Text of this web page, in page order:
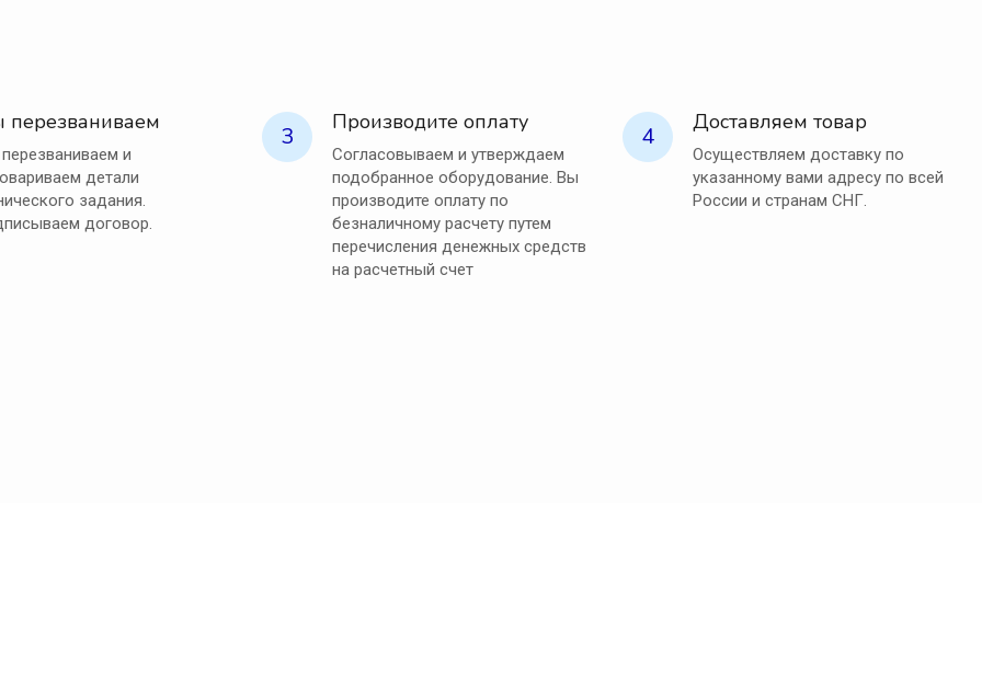
и
детали
задания.
договор.
3 Производите оплату
Согласовываем и утверждаем
подобранное оборудование. Вы
производите оплату по
безналичному расчету путем
перечисления денежных средств
на расчетный счет
4 Доставляем товар
Осуществляем доставку по
указанному вами адресу по всей
России и странам СНГ.